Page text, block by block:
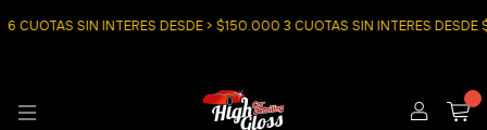
SIN INTERES DESDE > $150.000 3 CUOTAS SIN INTERES DESDE